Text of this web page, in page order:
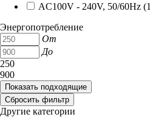
AC100V - 240V, 50/60Hz (1
Энергопотребление
От
До
250
900
Другие категории